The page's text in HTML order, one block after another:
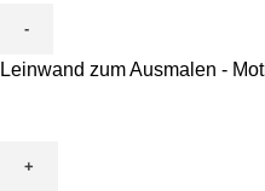
Leinwand zum Ausmalen -